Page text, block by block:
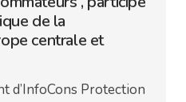
de la
centrale et
d’InfoCons Protection